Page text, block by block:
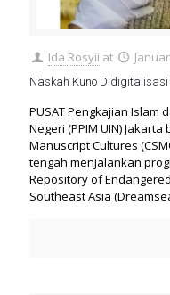
Ida Rosyii at
Naskah Kuno Didigitalisasi
PUSAT Pengkajian Islam
Negeri (PPIM UIN)
Manuscript Cultures
tengah menjalankan
Repository of
Southeast Asia